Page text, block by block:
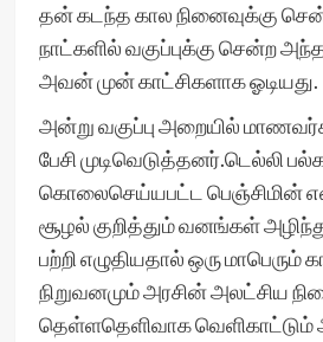
தன் கடந்த கால நினைவுக்கு
நாட்களில் வகுப்புக்கு சென்ற
அவன் முன் காட்சிகளாக ஓடியது.
அன்று வகுப்பு அறையில்
பேசி முடிவெடுத்தனர்.டெல்லி
கொலைசெய்யபட்ட பெஞ்சிமின்
சூழல் குறித்தும் வனங்கள்
பற்றி எழுதியதால் ஒரு மாபெரும்
நிறுவனமும் அரசின் அலட்சிய
தெள்ளதெளிவாக வெளிகாட்டும்